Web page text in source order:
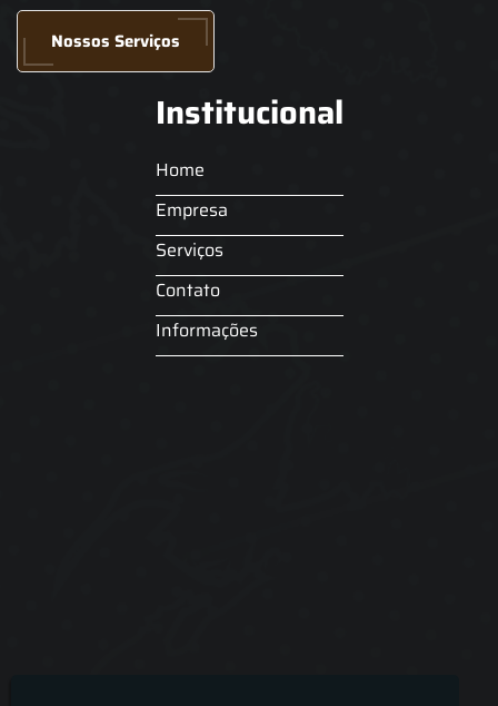
Nossos Serviços
Institucional
Home
Empresa
Serviços
Contato
Informações